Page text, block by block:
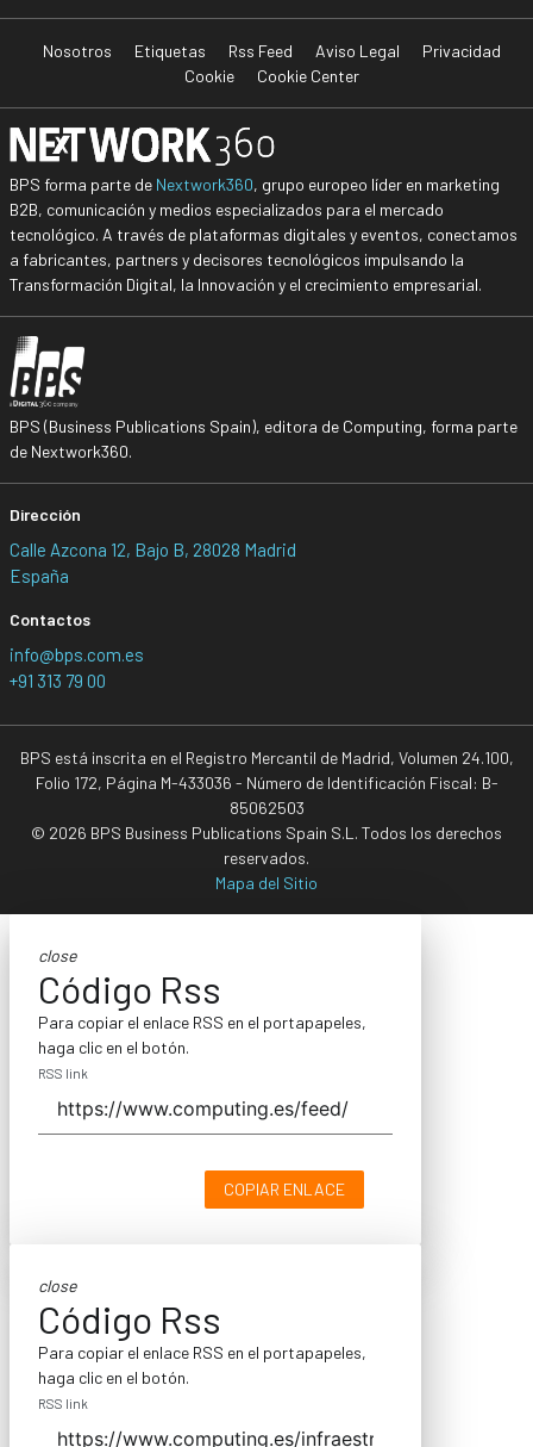
Nosotros Etiquetas Rss Feed Aviso Legal
Privacidad
Cookie
Cookie Center
BPS forma parte de Nextwork360, grupo europeo líder en marketing
B2B, comunicación y medios especializados para el mercado
tecnológico. A través de plataformas digitales y eventos, conectamos
a fabricantes, partners y decisores tecnológicos impulsando la
Transformación Digital, la Innovación y el crecimiento empresarial.
BPS (Business Publications Spain), editora de Computing, forma parte
de Nextwork360.
Dirección
Calle Azcona 12, Bajo B, 28028 Madrid
España
Contactos
info@bps.com.es
+91 313 79 00
BPS está inscrita en el Registro Mercantil de Madrid, Volumen 24.100,
Folio 172, Página M-433036 - Número de Identificación Fiscal: B-
85062503
© 2026 BPS Business Publications Spain S.L. Todos los derechos
reservados.
Mapa del Sitio
close
Código Rss
Para copiar el enlace RSS en el portapapeles,
haga clic en el botón.
RSS link
COPIAR ENLACE
close
Código Rss
Para copiar el enlace RSS en el portapapeles,
haga clic en el botón.
RSS link